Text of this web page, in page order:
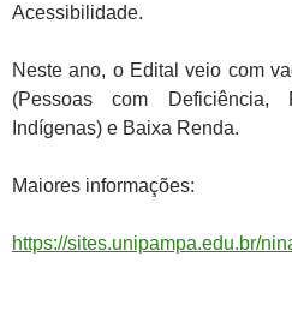
Acessibilidade.
Neste ano, o Edital veio com
(Pessoas com
Indígenas) e Baixa Renda.
Maiores informações:
https://sites.unipampa.edu.br/